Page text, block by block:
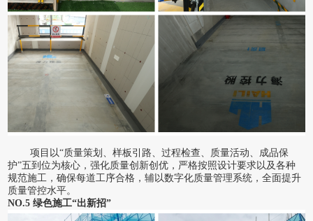
项目以“质量策划、样板引路、过程检查、质量活动、成品保
护”五到位为核心，强化质量创新创优，严格按照设计要求以及各种
规范施工，确保每道工序合格，辅以数字化质量管理系统，全面提升
质量管控水平。
NO.5 绿色施工“出新招”